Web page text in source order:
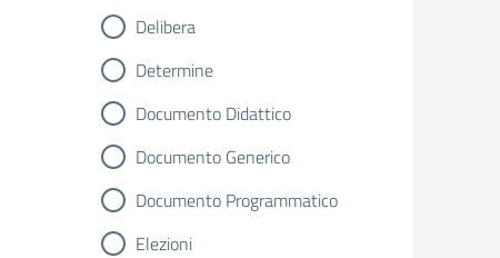
Delibera
Determine
Documento Didattico
Documento Generico
Documento Programmatico
Elezioni